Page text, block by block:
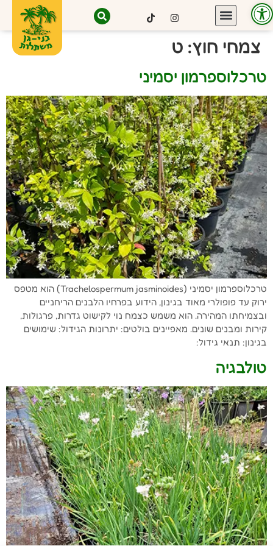
צמחי חוץ: ט
טרכלוספרמון יסמיני
טרכלוספרמון יסמיני (Trachelospermum jasminoides) הוא מטפס
ירוק עד פופולרי מאוד בגינון, הידוע בפרחיו הלבנים הריחניים
ובצמיחתו המהירה. הוא משמש כצמח נוי לקישוט גדרות, פרגולות,
קירות ומבנים שונים. מאפיינים בולטים: יתרונות הגידול: שימושים
בגינון: תנאי גידול:
טולבגיה